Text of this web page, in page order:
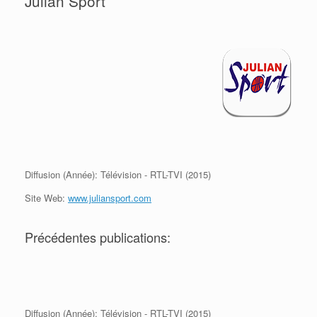
Diffusion (Année): Télévision - RTL-TVI (2015)
Site Web: www.juliansport.com
Précédentes publications:
Diffusion (Année): Télévision - RTL-TVI (2015)